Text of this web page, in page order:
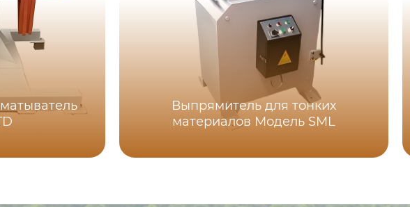
Выпрямитель для тонких
материалов Модель SML